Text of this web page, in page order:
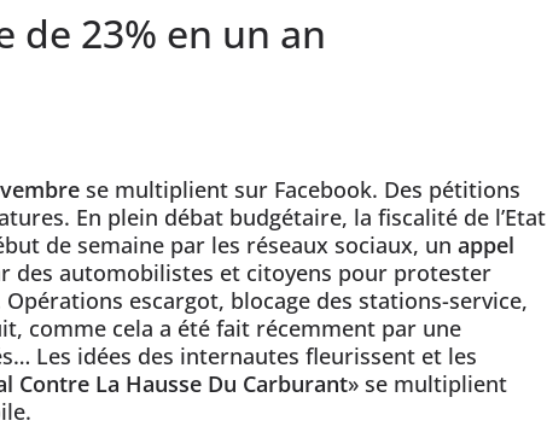
de 23% en un an
se multiplient sur Facebook. Des pétitions
En plein débat budgétaire, la fiscalité de l’Etat
de semaine par les réseaux sociaux, un appel
des automobilistes et citoyens pour protester
escargot, blocage des stations-service,
comme cela a été fait récemment par une
Les idées des internautes fleurissent et les
Contre La Hausse Du Carburant» se multiplient